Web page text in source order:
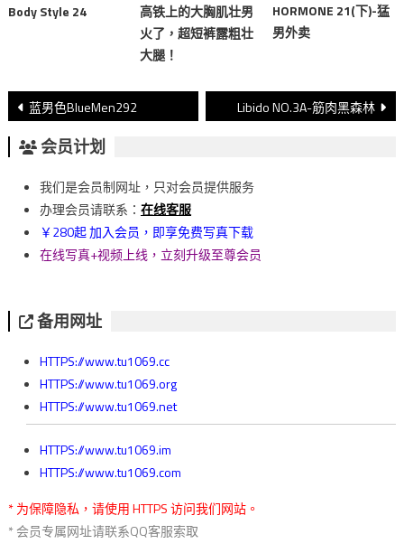
Body Style 24
高铁上的大胸肌壮男
火了，超短裤露粗壮
大腿！
HORMONE 21(下)-猛
男外卖
文
章
導
覽
蓝男色BlueMen292 Libido NO.3A-筋肉黑森林
会员计划
我们是会员制网址，只对会员提供服务
办理会员请联系： 在线客服
￥280起 加入会员，即享免费写真下载
在线写真+视频上线，立刻升级至尊会员
备用网址
HTTPS://www.tu1069.cc
HTTPS://www.tu1069.org
HTTPS://www.tu1069.net
HTTPS://www.tu1069.im
HTTPS://www.tu1069.com
* 为保障隐私，请使用 HTTPS 访问我们网站。
* 会员专属网址请联系QQ客服索取